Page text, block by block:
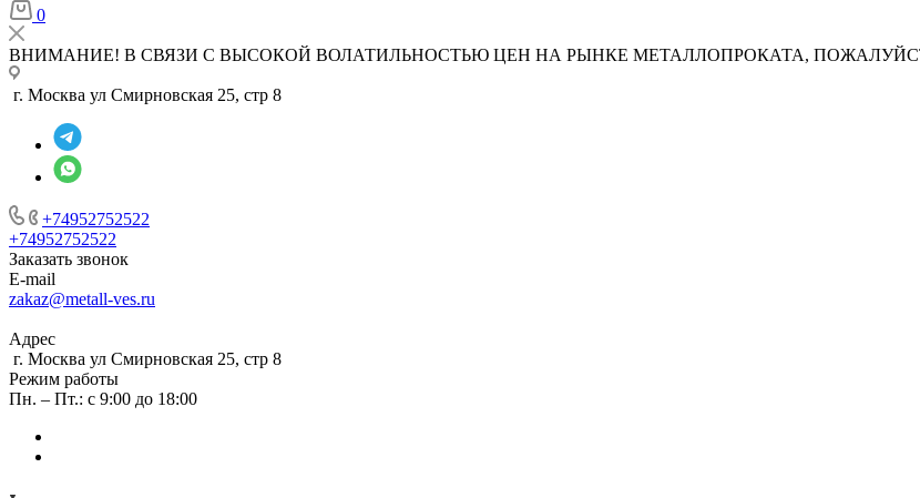
0
ВНИМАНИЕ! В СВЯЗИ С ВЫСОКОЙ ВОЛАТИЛЬНОСТЬЮ ЦЕН НА РЫНКЕ МЕТАЛЛОПРОКАТА,
г. Москва ул Смирновская 25, стр 8
+74952752522
+74952752522
Заказать звонок
E-mail
zakaz@metall-ves.ru
Адрес
г. Москва ул Смирновская 25, стр 8
Режим работы
Пн. – Пт.: с 9:00 до 18:00